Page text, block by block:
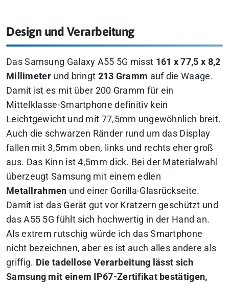
Design und Verarbeitung
Das Samsung Galaxy A55 5G misst 161 x 77,5 x 8,2
Millimeter und bringt 213 Gramm auf die Waage.
Damit ist es mit über 200 Gramm für ein
Mittelklasse-Smartphone definitiv kein
Leichtgewicht und mit 77,5mm ungewöhnlich breit.
Auch die schwarzen Ränder rund um das Display
fallen mit 3,5mm oben, links und rechts eher groß
aus. Das Kinn ist 4,5mm dick. Bei der Materialwahl
überzeugt Samsung mit einem edlen
Metallrahmen und einer Gorilla-Glasrückseite.
Damit ist das Gerät gut vor Kratzern geschützt und
das A55 5G fühlt sich hochwertig in der Hand an.
Als extrem rutschig würde ich das Smartphone
nicht bezeichnen, aber es ist auch alles andere als
griffig. Die tadellose Verarbeitung lässt sich
Samsung mit einem IP67-Zertifikat bestätigen,